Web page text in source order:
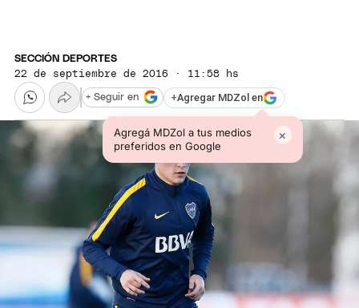
SECCIÓN DEPORTES
22 de septiembre de 2016 · 11:58 hs
+Agregar MDZol en
Agregá MDZol a tus medios
preferidos en Google
×
+ Seguir en